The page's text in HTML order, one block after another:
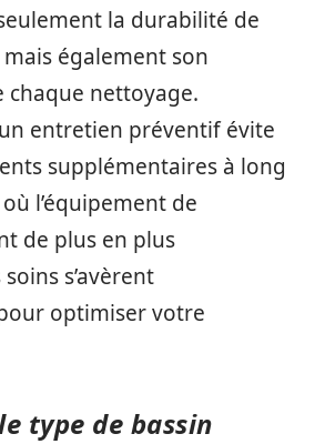
la durabilité de
également son
chaque nettoyage.
entretien préventif évite
supplémentaires à long
l’équipement de
de plus en plus
s’avèrent
optimiser votre
type de bassin